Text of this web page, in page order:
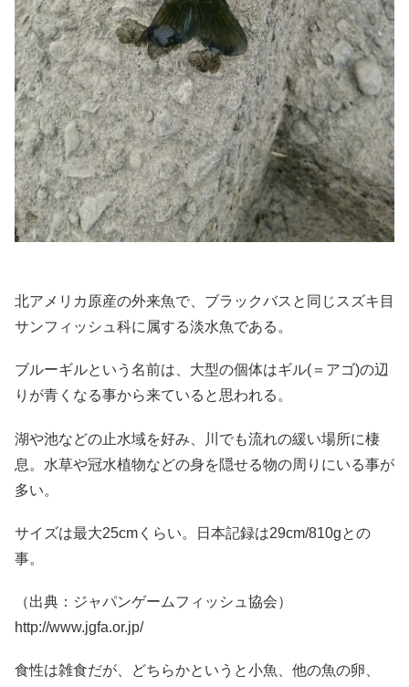
北アメリカ原産の外来魚で、ブラックバスと同じスズキ目
サンフィッシュ科に属する淡水魚である。
ブルーギルという名前は、大型の個体はギル(＝アゴ)の辺
りが青くなる事から来ていると思われる。
湖や池などの止水域を好み、川でも流れの緩い場所に棲
息。水草や冠水植物などの身を隠せる物の周りにいる事が
多い。
サイズは最大25cmくらい。日本記録は29cm/810gとの
事。
（出典：ジャパンゲームフィッシュ協会）
http://www.jgfa.or.jp/
食性は雑食だが、どちらかというと小魚、他の魚の卵、